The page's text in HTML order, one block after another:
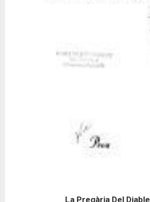
La Pregària Del Diable